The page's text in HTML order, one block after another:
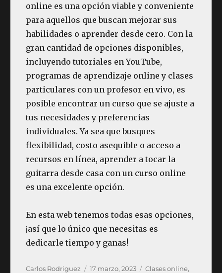
online es una opción viable y conveniente
para aquellos que buscan mejorar sus
habilidades o aprender desde cero. Con la
gran cantidad de opciones disponibles,
incluyendo tutoriales en YouTube,
programas de aprendizaje online y clases
particulares con un profesor en vivo, es
posible encontrar un curso que se ajuste a
tus necesidades y preferencias
individuales. Ya sea que busques
flexibilidad, costo asequible o acceso a
recursos en línea, aprender a tocar la
guitarra desde casa con un curso online
es una excelente opción.
En esta web tenemos todas esas opciones,
¡así que lo único que necesitas es
dedicarle tiempo y ganas!
Autor
Carlos Rodriguez
Publicado
17 marzo, 2023 Categorías
Clases online,